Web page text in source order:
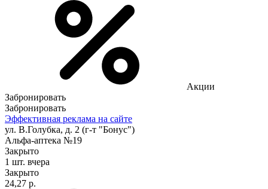
Акции
Забронировать
Забронировать
Эффективная реклама на сайте
ул. В.Голубка, д. 2 (г-т "Бонус")
Альфа-аптека №19
Закрыто
1 шт. вчера
Закрыто
24,27 р.